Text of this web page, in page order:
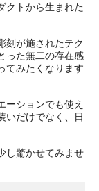
クトから生まれた
刻が施されたテク
った無二の存在感
てみたくなります
ーションでも使え
いだけでなく、日
し驚かせてみませ